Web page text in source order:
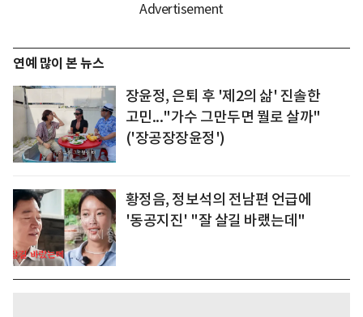
연예 많이 본 뉴스
장윤정, 은퇴 후 '제2의 삶' 진솔한
고민..."가수 그만두면 뭘로 살까"
('장공장장윤정')
황정음, 정보석의 전남편 언급에
'동공지진' "잘 살길 바랬는데"